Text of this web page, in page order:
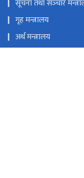
सूचना तथा सञ्‍चार
गृह मन्त्रालय
अर्थ मन्त्रालय